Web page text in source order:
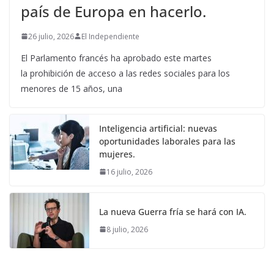
país de Europa en hacerlo.
26 julio, 2026 El Independiente
El Parlamento francés ha aprobado este martes
la prohibición de acceso a las redes sociales para los
menores de 15 años, una
Inteligencia artificial: nuevas
oportunidades laborales para las
mujeres.
16 julio, 2026
La nueva Guerra fría se hará con IA.
8 julio, 2026